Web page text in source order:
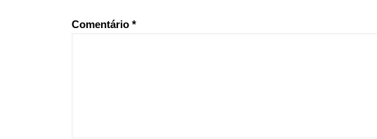
Comentário *